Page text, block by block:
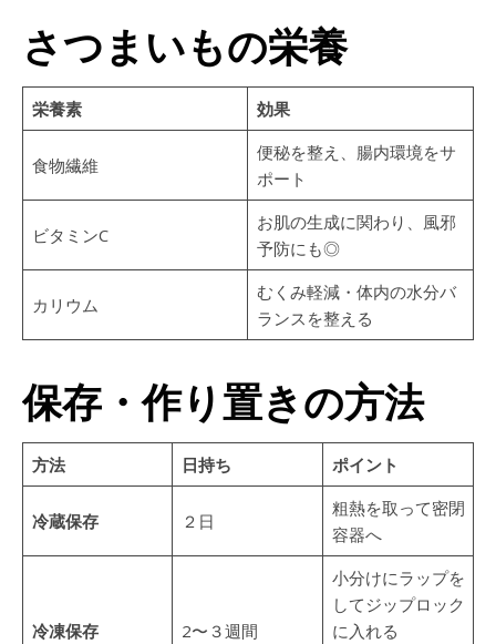
さつまいもの栄養
栄養素 効果
食物繊維
便秘を整え、腸内環境をサ
ポート
ビタミンC
お肌の生成に関わり、風邪
予防にも◎
カリウム
むくみ軽減・体内の水分バ
ランスを整える
保存・作り置きの方法
方法 日持ち ポイント
冷蔵保存 ２日
粗熱を取って密閉
容器へ
冷凍保存 2〜３週間
小分けにラップを
してジップロック
に入れる